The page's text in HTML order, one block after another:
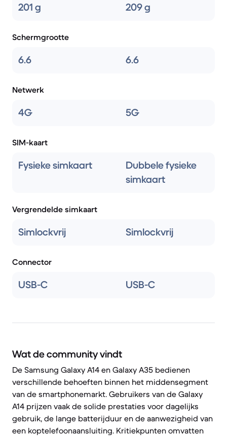
201 g 209 g
Schermgrootte
6.6 6.6
Netwerk
4G 5G
SIM-kaart
Fysieke simkaart
Dubbele fysieke
simkaart
Vergrendelde simkaart
Simlockvrij Simlockvrij
Connector
USB-C USB-C
Wat de community vindt
De Samsung Galaxy A14 en Galaxy A35 bedienen
verschillende behoeften binnen het middensegment
van de smartphonemarkt. Gebruikers van de Galaxy
A14 prijzen vaak de solide prestaties voor dagelijks
gebruik, de lange batterijduur en de aanwezigheid van
een koptelefoonaansluiting. Kritiekpunten omvatten